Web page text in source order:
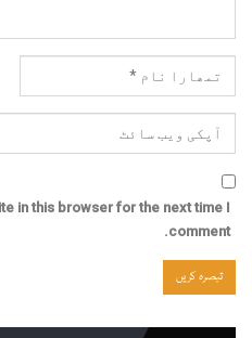
in this browser for the next time I
comment.